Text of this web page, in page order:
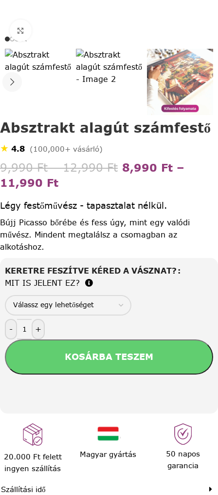
Absztrakt alagút számfestő
★ 4.8 (100,000+ vásárló)
9,990Ft – 12,990Ft 8,990 Ft –
11,990 Ft
Légy festőművész - tapasztalat nélkül.
Bújj Picasso bőrébe és fess úgy, mint egy valódi
művész. Mindent megtalálsz a csomagban az
alkotáshoz.
KERETRE FESZÍTVE KÉRED A VÁSZNAT?
MIT IS JELENT EZ?
- +
KOSÁRBA TESZEM
20.000 Ft felett
ingyen szállítás
Magyar gyártás
50 napos
garancia
Szállítási idő